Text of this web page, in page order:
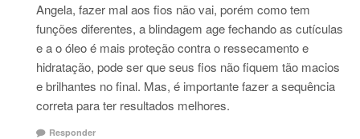
Angela, fazer mal aos fios não vai, porém como tem
funções diferentes, a blindagem age fechando as cutículas
e a o óleo é mais proteção contra o ressecamento e
hidratação, pode ser que seus fios não fiquem tão macios
e brilhantes no final. Mas, é importante fazer a sequência
correta para ter resultados melhores.
Responder